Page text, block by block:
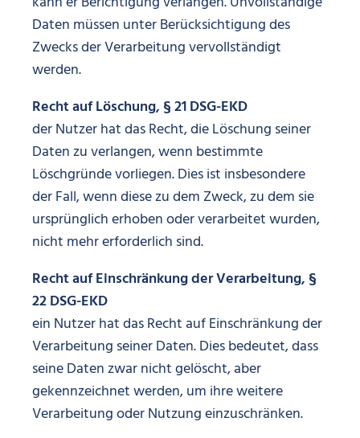
Daten müssen unter Berücksichtigung des
Zwecks der Verarbeitung vervollständigt
werden.
Recht auf Löschung, § 21 DSG-EKD
der Nutzer hat das Recht, die Löschung seiner
Daten zu verlangen, wenn bestimmte
Löschgründe vorliegen. Dies ist insbesondere
der Fall, wenn diese zu dem Zweck, zu dem sie
ursprünglich erhoben oder verarbeitet wurden,
nicht mehr erforderlich sind.
Recht auf Einschränkung der Verarbeitung, §
22 DSG-EKD
ein Nutzer hat das Recht auf Einschränkung der
Verarbeitung seiner Daten. Dies bedeutet, dass
seine Daten zwar nicht gelöscht, aber
gekennzeichnet werden, um ihre weitere
Verarbeitung oder Nutzung einzuschränken.